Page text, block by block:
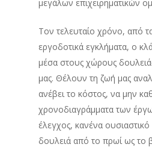
μεγάλων επιχειρηματικών
Τον τελευταίο χρόνο, από
εργοδοτικά εγκλήματα, ο
μέσα στους χώρους
μας. Θέλουν τη ζωή μας
ανέβει το κόστος, να μην
χρονοδιαγράμματα των
έλεγχος, κανένα
δουλειά από το πρωί ως το